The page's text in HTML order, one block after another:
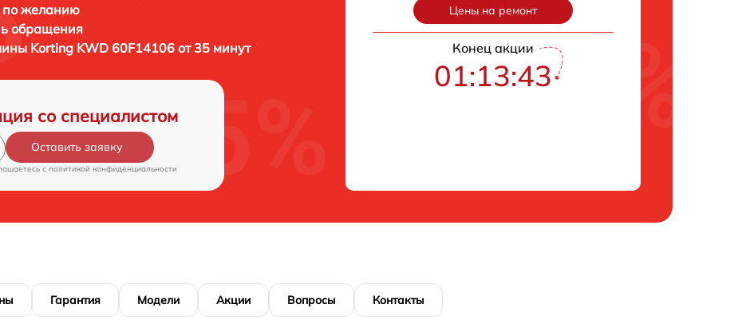
по желанию
обращения
Korting KWD 60F14106 от 35 минут
со специалистом
Оставить заявку
c политикой конфиденциальности
Цены на ремонт
Конец акции
01:13:42
Гарантия Модели Акции Вопросы Контакты